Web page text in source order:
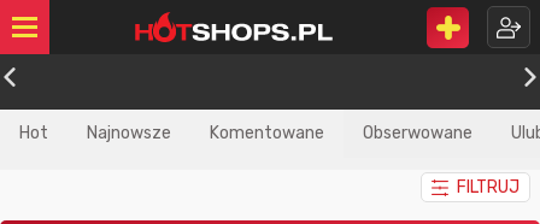
Hot Najnowsze Komentowane Obserwowane
FILTRUJ